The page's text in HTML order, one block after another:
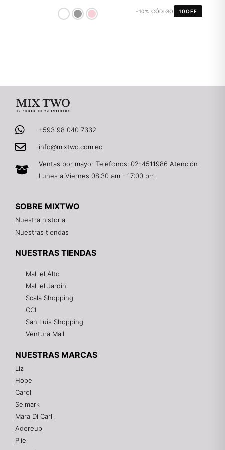
-10% CÓDIGO 10OFF
+593 98 040 7332
info@mixtwo.com.ec
Ventas por mayor Teléfonos: 02-4511986 Atención
Lunes a Viernes 08:30 am - 17:00 pm
SOBRE MIXTWO
Nuestra historia
Nuestras tiendas
NUESTRAS TIENDAS
Mall el Alto
Mall el Jardin
Scala Shopping
CCI
San Luis Shopping
Ventura Mall
NUESTRAS MARCAS
Liz
Hope
Carol
Selmark
Mara Di Carli
Adereup
Plie
¡Hola! 👋
Gracias por visitarnos. Te asesoramos